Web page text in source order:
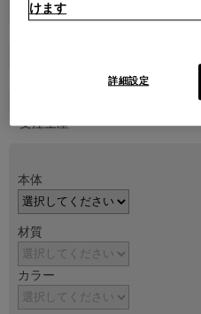
商品属性
￥572,000～ ￥803,000
受注生産
本体
材質
カラー
けます
詳細設定